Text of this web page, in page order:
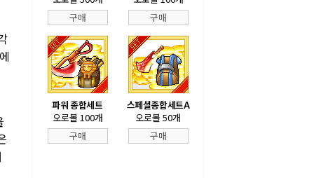
구매
구매
파워 종합세트
오로볼 100개
구매
스페셜종합세트A
오로볼 50개
구매